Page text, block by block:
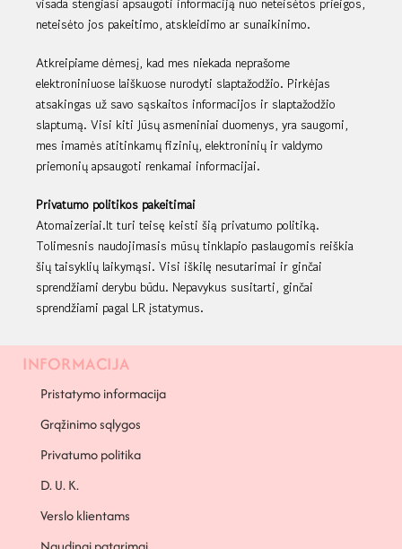
visada stengiasi apsaugoti informaciją nuo neteisėtos prieigos,
neteisėto jos pakeitimo, atskleidimo ar sunaikinimo.
Atkreipiame dėmesį, kad mes niekada neprašome
elektroniniuose laiškuose nurodyti slaptažodžio. Pirkėjas
atsakingas už savo sąskaitos informacijos ir slaptažodžio
slaptumą. Visi kiti Jūsų asmeniniai duomenys, yra saugomi,
mes imamės atitinkamų fizinių, elektroninių ir valdymo
priemonių apsaugoti renkamai informacijai.
Privatumo politikos pakeitimai
Atomaizeriai.lt turi teisę keisti šią privatumo politiką.
Tolimesnis naudojimasis mūsų tinklapio paslaugomis reiškia
šių taisyklių laikymąsi. Visi iškilę nesutarimai ir ginčai
sprendžiami derybu būdu. Nepavykus susitarti, ginčai
sprendžiami pagal LR įstatymus.
INFORMACIJA
Pristatymo informacija
Grąžinimo sąlygos
Privatumo politika
D. U. K.
Verslo klientams